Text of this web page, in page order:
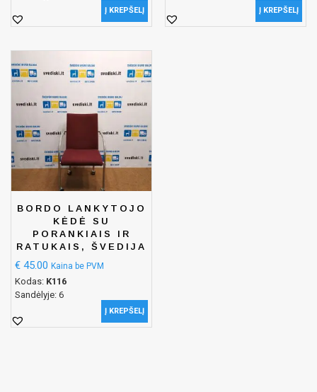
Į KREPŠELĮ Į KREPŠELĮ
BORDO LANKYTOJO
KĖDĖ SU
PORANKIAIS IR
RATUKAIS, ŠVEDIJA
€ 45.00 Kaina be PVM
Kodas: K116
Sandėlyje: 6
Į KREPŠELĮ